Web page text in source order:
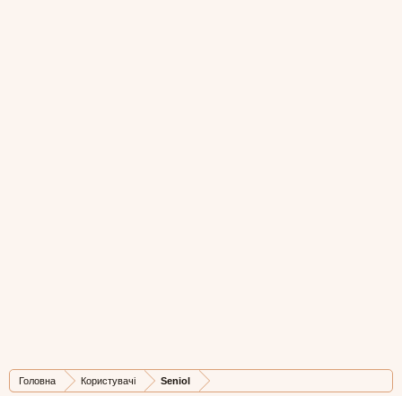
Головна Користувачі Seniol
Дописів
2
Карма
0
Бали
0